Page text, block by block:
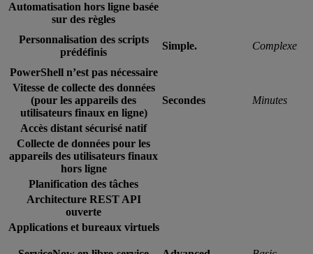
Automatisation hors ligne basée
sur des règles
Personnalisation des scripts
prédéfinis
Simple. Complexe
PowerShell n’est pas nécessaire
Vitesse de collecte des données
(pour les appareils des
utilisateurs finaux en ligne)
Secondes Minutes
Accès distant sécurisé natif
Collecte de données pour les
appareils des utilisateurs finaux
hors ligne
Planification des tâches
Architecture REST API
ouverte
Applications et bureaux virtuels